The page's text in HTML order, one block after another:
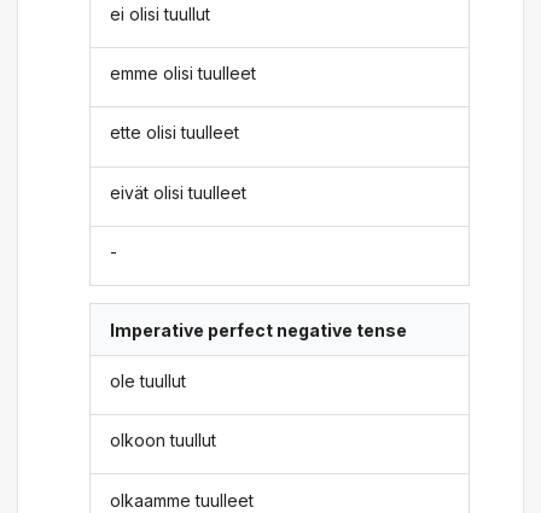
ei olisi tuullut
emme olisi tuulleet
ette olisi tuulleet
eivät olisi tuulleet
-
Imperative perfect negative tense
ole tuullut
olkoon tuullut
olkaamme tuulleet